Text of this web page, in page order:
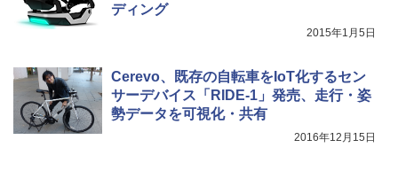
ディング
2015年1月5日
Cerevo、既存の自転車をIoT化するセン
サーデバイス「RIDE-1」発売、走行・姿
勢データを可視化・共有
2016年12月15日